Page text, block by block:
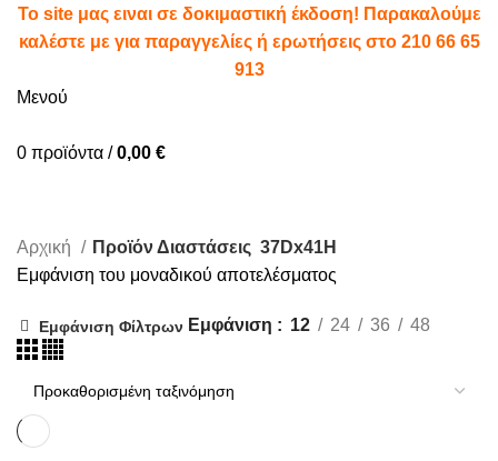
To site μας ειναι σε δοκιμαστική έκδοση! Παρακαλούμε
καλέστε με για παραγγελίες ή ερωτήσεις στο 210 66 65
913
Μενού
0 προϊόντα / 0,00 €
Αρχική Προϊόν Διαστάσεις 37Dx41H
Εμφάνιση του μοναδικού αποτελέσματος
Εμφάνιση Φίλτρων Εμφάνιση 12 24 36 48